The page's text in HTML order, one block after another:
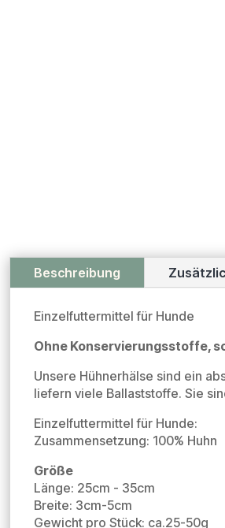
Beschreibung
Einzelfuttermittel für Hunde
Ohne Konservierungsstoffe,
Unsere Hühnerhälse sind ein
liefern viele Ballaststoffe. Sie
Einzelfuttermittel für Hunde:
Zusammensetzung: 100% Huhn
Größe
Länge: 25cm - 35cm
Breite: 3cm-5cm
Gewicht pro Stück: ca.25-50g